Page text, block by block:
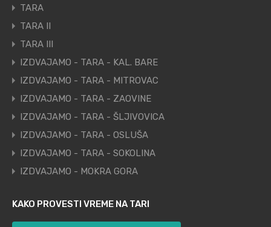
TARA
TARA II
TARA III
IZDVAJAMO - TARA - KAL. BARE
IZDVAJAMO - TARA - MITROVAC
IZDVAJAMO - TARA - ZAOVINE
IZDVAJAMO - TARA - ŠLJIVOVICA
IZDVAJAMO - TARA - OSLUŠA
IZDVAJAMO - TARA - SOKOLINA
IZDVAJAMO - MOKRA GORA
KAKO PROVESTI VREME NA TARI